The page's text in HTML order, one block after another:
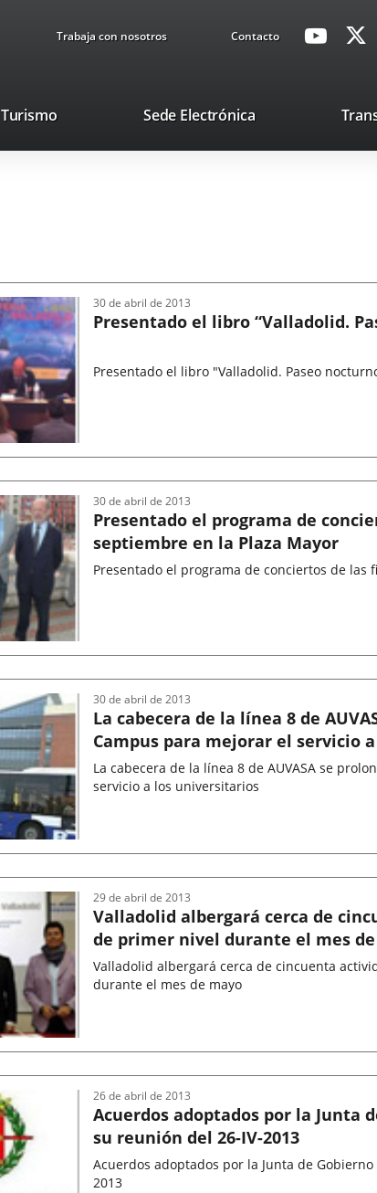
Trabaja con nosotros Contacto
Link
TurismoThis
will
Sede ElectrónicaLink
external
Presentado el libro “Valladolid.
Presentado el libro "Valladolid. Paseo
30 de abril de 2013
Presentado el programa de
septiembre en la Plaza Mayor
Presentado el programa de conciertos de las
30 de abril de 2013
La cabecera de la línea 8 de
Campus para mejorar el servicio
La cabecera de la línea 8 de AUVASA se
servicio a los universitarios
30 de abril de 2013
Valladolid albergará cerca de
de primer nivel durante el mes
Valladolid albergará cerca de cincuenta
durante el mes de mayo
29 de abril de 2013
Acuerdos adoptados por la Junta
su reunión del 26-IV-2013
Acuerdos adoptados por la Junta de
2013
26 de abril de 2013